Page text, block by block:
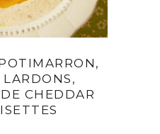
CHEDDAR